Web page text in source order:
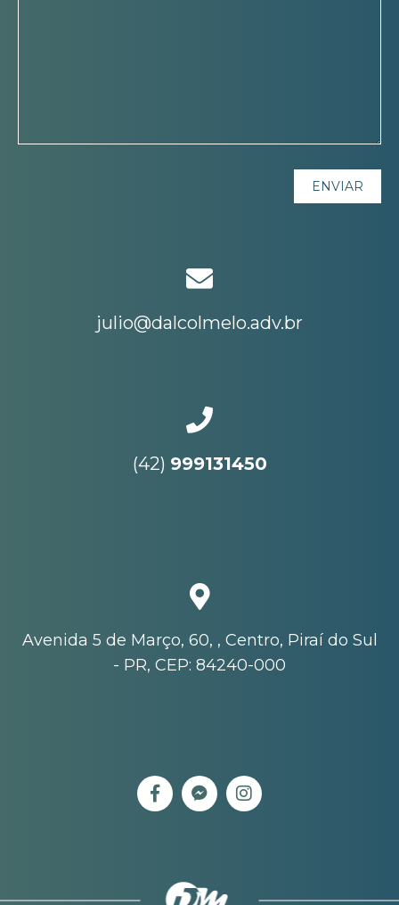
julio@dalcolmelo.adv.br
(42) 999131450
Avenida 5 de Março, 60, , Centro, Piraí do Sul
- PR, CEP: 84240-000